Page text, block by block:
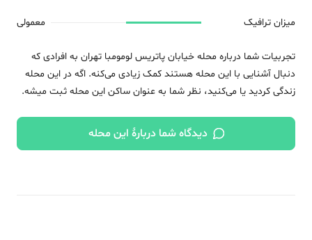
میزان ترافیک معمولی
تجربیات شما درباره محله خیابان پاتریس لومومبا تهران به افرادی که
دنبال آشنایی با این محله هستند کمک زیادی می‌کنه. اگه در این محله
زندگی کردید یا می‌کنید، نظر شما به عنوان ساکن این محله ثبت میشه.
دیدگاه شما دربارهٔ این محله